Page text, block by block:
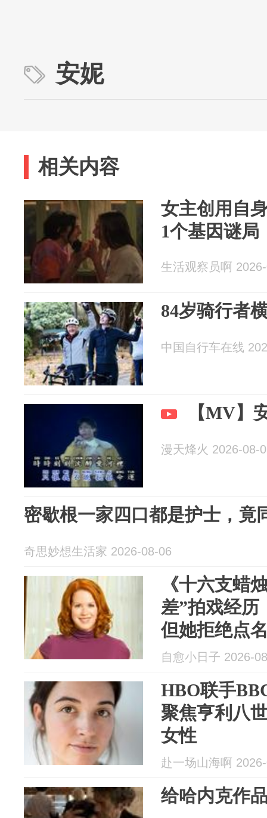
安妮
相关内容
女主创用自
1个基因谜局
生活观察员啊
84岁骑行者
中国自行车在线
【MV】
漫天烽火 2026-08-
密歇根一家四口都是护士，竟
奇思妙想生活家 2026-08-06
《十六支蜡
差”拍戏经历
但她拒绝点
自愈小日子 2026-
HBO联手
聚焦亨利八
女性
赴一场山海啊
给哈内克作